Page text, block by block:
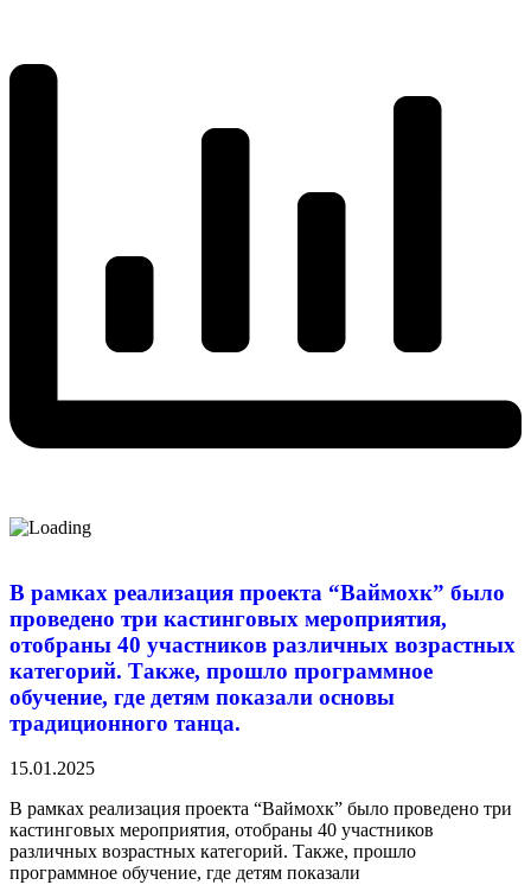
В рамках реализация проекта “Ваймохк” было
проведено три кастинговых мероприятия,
отобраны 40 участников различных возрастных
категорий. Также, прошло программное
обучение, где детям показали основы
традиционного танца.
15.01.2025
В рамках реализация проекта “Ваймохк” было проведено три
кастинговых мероприятия, отобраны 40 участников
различных возрастных категорий. Также, прошло
программное обучение, где детям показали